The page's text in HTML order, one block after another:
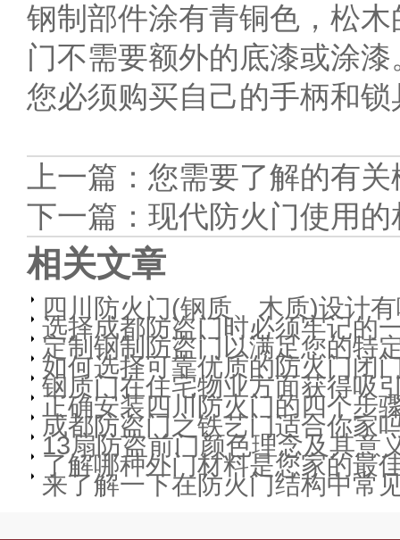
钢制部件涂有青铜色，松
门不需要额外的底漆或涂漆
您必须购买自己的手柄和
上一篇： 您需要了解的有
下一篇： 现代防火门使用
相关文章
四川防火门(钢质、木质)设计
选择成都防盗门时必须牢记的
定制钢制防盗门以满足您的特
如何选择可靠优质的防火门闭
钢质门在住宅物业方面获得吸
正确安装四川防火门的四个步
成都防盗门之铁艺门适合你家
13扇防盗前门颜色理念及其意
了解哪种外门材料是您家的最
来了解一下在防火门结构中常